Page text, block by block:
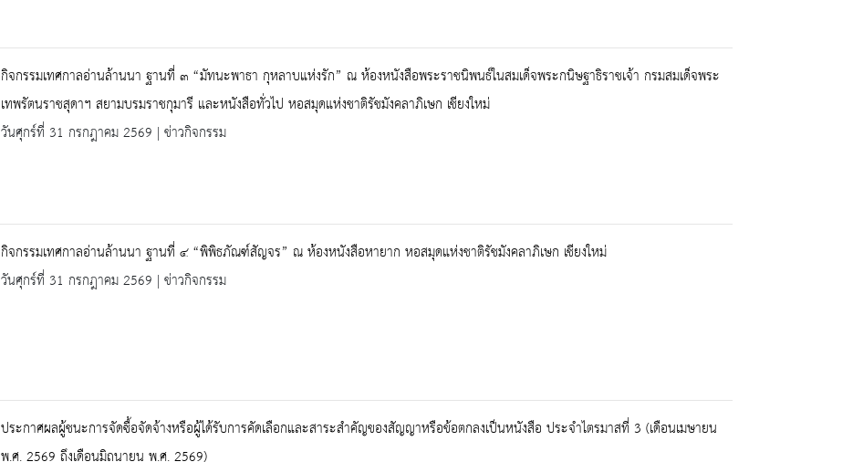
กิจกรรมเทศกาลอ่านล้านนา ฐานที่ ๓ “มัทนะพาธา กุหลาบแห่งรัก” ณ ห้องหนังสือพระราชนิพนธ์ในสมเด็จพระกนิษฐาธิราชเจ้า กรมสมเด็จพระ
เทพรัตนราชสุดาฯ สยามบรมราชกุมารี และหนังสือทั่วไป หอสมุดแห่งชาติรัชมังคลาภิเษก เชียงใหม่
วันศุกร์ที่ 31 กรกฎาคม 2569 | ข่าวกิจกรรม
กิจกรรมเทศกาลอ่านล้านนา ฐานที่ ๔ “พิพิธภัณฑ์สัญจร” ณ ห้องหนังสือหายาก หอสมุดแห่งชาติรัชมังคลาภิเษก เชียงใหม่
วันศุกร์ที่ 31 กรกฎาคม 2569 | ข่าวกิจกรรม
ประกาศผลผู้ชนะการจัดซื้อจัดจ้างหรือผู้ได้รับการคัดเลือกและสาระสำคัญของสัญญาหรือข้อตกลงเป็นหนังสือ ประจำไตรมาสที่ 3 (เดือนเมษายน